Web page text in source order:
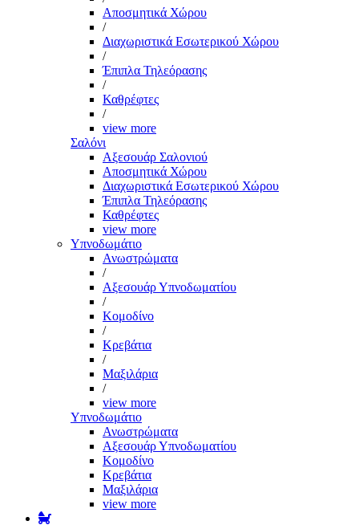
Αποσμητικά Χώρου
/
Διαχωριστικά Εσωτερικού Χώρου
/
Έπιπλα Τηλεόρασης
/
Καθρέφτες
/
view more
Σαλόνι
Αξεσουάρ Σαλονιού
Αποσμητικά Χώρου
Διαχωριστικά Εσωτερικού Χώρου
Έπιπλα Τηλεόρασης
Καθρέφτες
view more
Υπνοδωμάτιο
Ανωστρώματα
/
Αξεσουάρ Υπνοδωματίου
/
Κομοδίνο
/
Κρεβάτια
/
Μαξιλάρια
/
view more
Υπνοδωμάτιο
Ανωστρώματα
Αξεσουάρ Υπνοδωματίου
Κομοδίνο
Κρεβάτια
Μαξιλάρια
view more